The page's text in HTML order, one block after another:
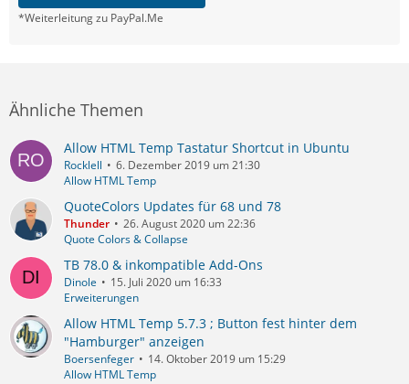
*Weiterleitung zu PayPal.Me
Ähnliche Themen
Allow HTML Temp Tastatur Shortcut in Ubuntu
Rocklell
6. Dezember 2019 um 21:30
Allow HTML Temp
QuoteColors Updates für 68 und 78
Thunder
26. August 2020 um 22:36
Quote Colors & Collapse
TB 78.0 & inkompatible Add-Ons
Dinole
15. Juli 2020 um 16:33
Erweiterungen
Allow HTML Temp 5.7.3 ; Button fest hinter dem
"Hamburger" anzeigen
Boersenfeger
14. Oktober 2019 um 15:29
Allow HTML Temp